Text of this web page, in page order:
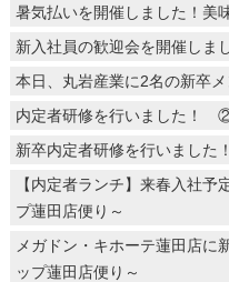
暑気払いを開催しました！美
新入社員の歓迎会を開催しま
本日、丸岩産業に2名の新卒
内定者研修を行いました！
新卒内定者研修を行いました！
【内定者ランチ】来春入社
プ蓮田店便り～
メガドン・キホーテ蓮田店
ップ蓮田店便り～